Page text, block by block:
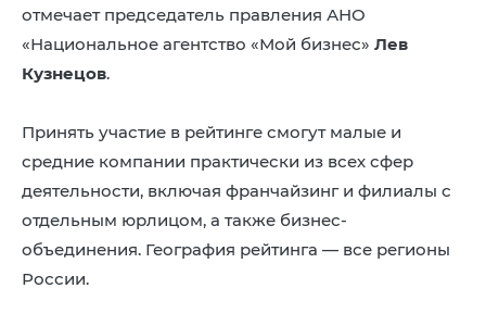
отмечает председатель правления АНО
«Национальное агентство «Мой бизнес» Лев
Кузнецов.
Принять участие в рейтинге смогут малые и
средние компании практически из всех сфер
деятельности, включая франчайзинг и филиалы с
отдельным юрлицом, а также бизнес-
объединения. География рейтинга — все регионы
России.